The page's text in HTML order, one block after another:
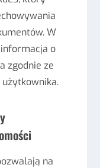
W
o
zgodnie ze
na